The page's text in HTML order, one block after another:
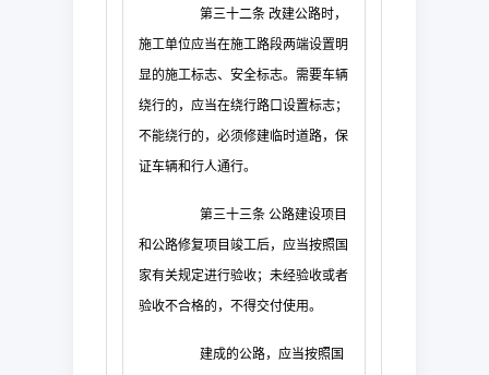
第三十二条 改建公路时，
施工单位应当在施工路段两端设置明
显的施工标志、安全标志。需要车辆
绕行的，应当在绕行路口设置标志；
不能绕行的，必须修建临时道路，保
证车辆和行人通行。
第三十三条 公路建设项目
和公路修复项目竣工后，应当按照国
家有关规定进行验收；未经验收或者
验收不合格的，不得交付使用。
建成的公路，应当按照国